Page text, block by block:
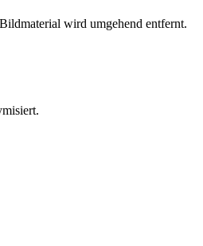
wird umgehend entfernt.